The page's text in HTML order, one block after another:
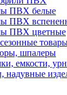
ПВХ белые
ПВХ
ПВХ цветные
шпалеры
емкости,
надувные